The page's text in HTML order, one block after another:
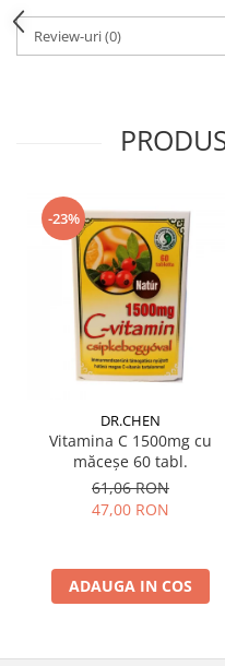
Review-uri(0)
-23%
DR.CHEN
Vitamina C 1500mg cu
măceșe 60 tabl.
61,06 RON
47,00 RON
ADAUGA IN COS